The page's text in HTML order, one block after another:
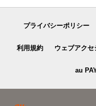
プライバシーポリシー
利用規約 ウェブアク
au